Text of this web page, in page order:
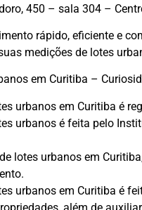
450 – sala 304 –
rápido, eficiente e
medições de lotes
em Curitiba –
urbanos em Curitiba é
urbanos é feita pelo
lotes urbanos em
urbanos em Curitiba é